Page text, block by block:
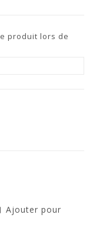
produit lors de
Ajouter pour